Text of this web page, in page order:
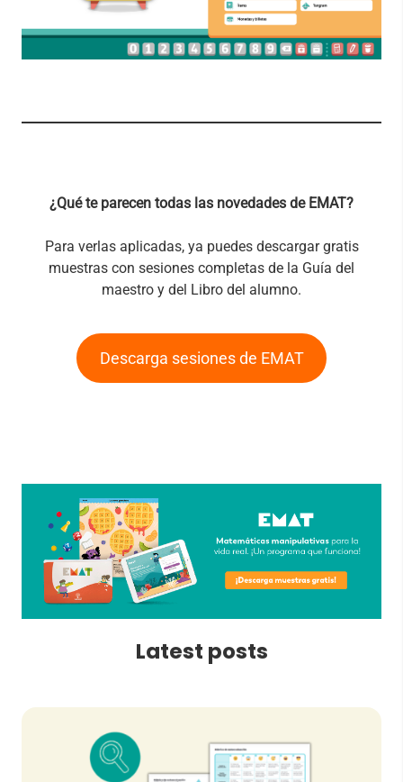
¿Qué te parecen todas las novedades de EMAT?
Para verlas aplicadas, ya puedes descargar gratis
muestras con sesiones completas de la Guía del
maestro y del Libro del alumno.
Descarga sesiones de EMAT
Latest posts